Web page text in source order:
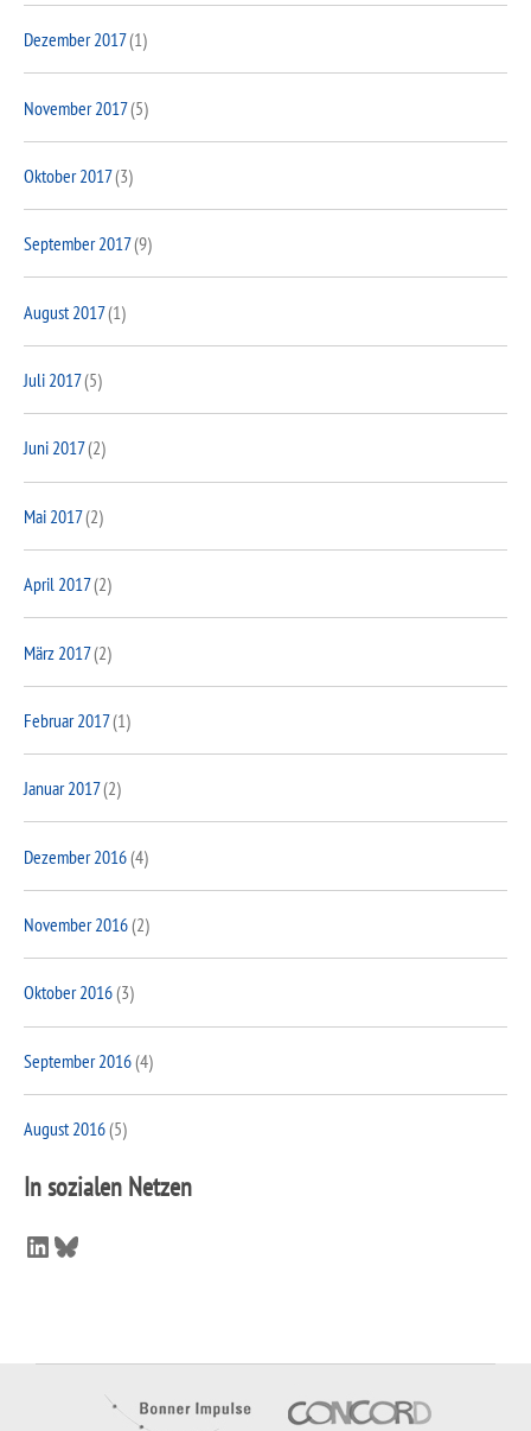
Dezember 2017(1)
November 2017(5)
Oktober 2017(3)
September 2017(9)
August 2017(1)
Juli 2017(5)
Juni 2017(2)
Mai 2017(2)
April 2017(2)
März 2017(2)
Februar 2017(1)
Januar 2017(2)
Dezember 2016(4)
November 2016(2)
Oktober 2016(3)
September 2016(4)
August 2016(5)
In sozialen Netzen
LinkedIn
Bluesky